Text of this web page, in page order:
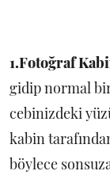
1.Fotoğraf
gidip normal
cebinizdeki
kabin
böylece